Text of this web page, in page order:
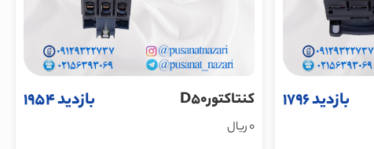
بازدید 1796 کنتاکتورD50 بازدید 1954
0 ریال